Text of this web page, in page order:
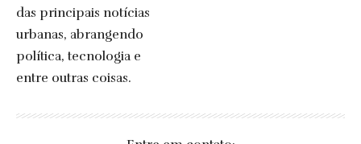
das principais notícias
urbanas, abrangendo
política, tecnologia e
entre outras coisas.